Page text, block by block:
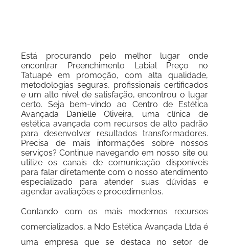
Está procurando pelo melhor lugar onde
encontrar Preenchimento Labial Preço no
Tatuapé em promoção, com alta qualidade,
metodologias seguras, profissionais certificados
e um alto nível de satisfação, encontrou o lugar
certo. Seja bem-vindo ao Centro de Estética
Avançada Danielle Oliveira, uma clínica de
estética avançada com recursos de alto padrão
para desenvolver resultados transformadores.
Precisa de mais informações sobre nossos
serviços? Continue navegando em nosso site ou
utilize os canais de comunicação disponíveis
para falar diretamente com o nosso atendimento
especializado para atender suas dúvidas e
agendar avaliações e procedimentos.
Contando com os mais modernos recursos
comercializados, a Ndo Estética Avançada Ltda é
uma empresa que se destaca no setor de